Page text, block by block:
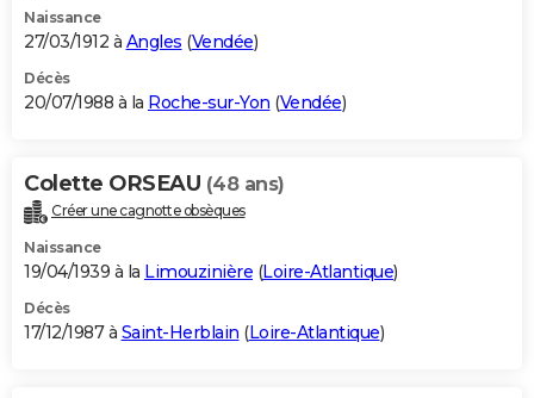
Naissance
27/03/1912 à Angles (Vendée)
Décès
20/07/1988 à la Roche-sur-Yon (Vendée)
Colette ORSEAU (48 ans)
Créer une cagnotte obsèques
Naissance
19/04/1939 à la Limouzinière (Loire-Atlantique)
Décès
17/12/1987 à Saint-Herblain (Loire-Atlantique)